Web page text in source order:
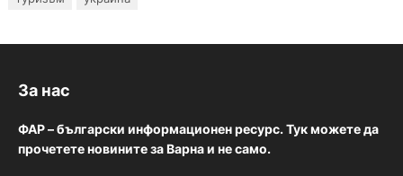
За нас
ФАР – български информационен ресурс. Тук можете да
прочетете новините за Варна и не само.